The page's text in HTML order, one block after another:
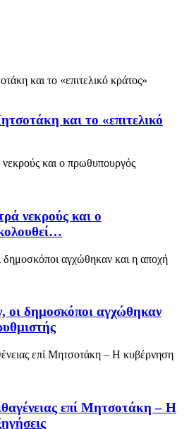
και το «επιτελικό
νεκρούς και ο
οι δημοσκόποι αγχώθηκαν
επί Μητσοτάκη – Η